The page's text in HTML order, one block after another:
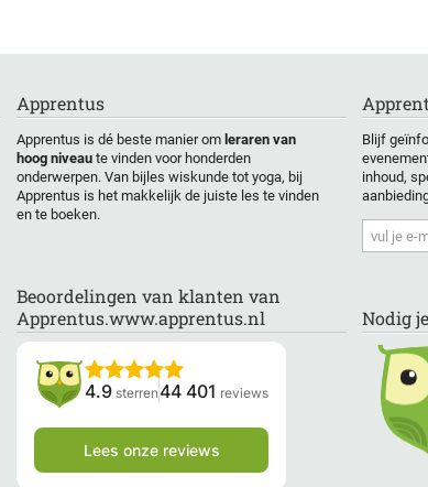
Apprentus
Apprentus is dé beste manier om leraren van
hoog niveau te vinden voor honderden
onderwerpen. Van bijles wiskunde tot yoga, bij
Apprentus is het makkelijk de juiste les te vinden
en te boeken.
Blijf
inhoud,
Beoordelingen van klanten van
Apprentus.www.apprentus.nl
4.9 sterren 44 401 reviews
Lees onze reviews
Nodig